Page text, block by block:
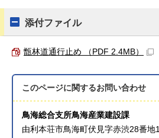
添付ファイル
甑林道通行止め （PDF 2.4MB）
このページに関するお問い合わせ
鳥海総合支所鳥海産業建設課
由利本荘市鳥海町伏見字赤渋28番地1